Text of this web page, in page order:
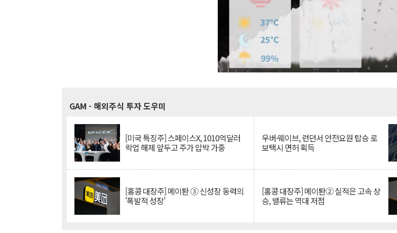
GAM - 해외주식 투자 도우미
[미국 특징주] 스페이스X, 1010억달러
락업 해제 앞두고 주가 압박 가중
우버·웨이브, 런던서 안전요원 탑승 로
보택시 면허 획득
[홍콩 대장주] 메이퇀 ③ 신성장 동력의
'폭발적 성장'
[홍콩 대장주] 메이퇀② 실적은 고속 상
승, 밸류는 역대 저점